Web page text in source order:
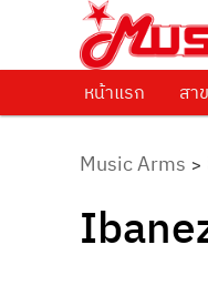
ศูนย์รวมครื่อ
Skip to
หน้าแรก สา
Music Arms >